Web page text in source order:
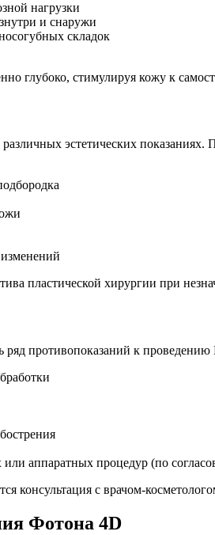
нагрузки
и снаружи
складок
глубоко, стимулируя кожу к
эстетических показаниях.
пластической хирургии при
ряд противопоказаний к проведению
аппаратных процедур (по
консультация с врачом-
Фотона 4D